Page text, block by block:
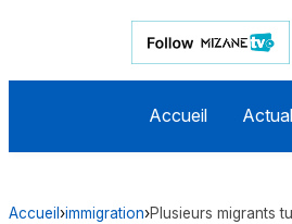
Accueil
Accueil ›immigration›Plusieurs migrants